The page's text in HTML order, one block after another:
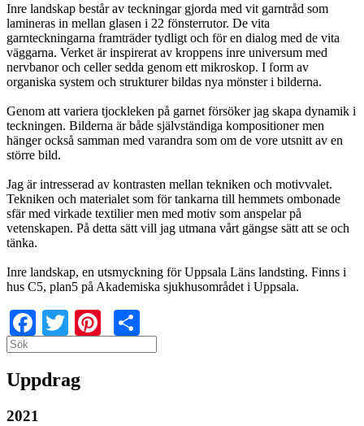
Inre landskap består av teckningar gjorda med vit garntråd som
lamineras in mellan glasen i 22 fönsterrutor. De vita
garnteckningarna framträder tydligt och för en dialog med de vita
väggarna. Verket är inspirerat av kroppens inre universum med
nervbanor och celler sedda genom ett mikroskop. I form av
organiska system och strukturer bildas nya mönster i bilderna.
Genom att variera tjockleken på garnet försöker jag skapa dynamik i
teckningen. Bilderna är både självständiga kompositioner men
hänger också samman med varandra som om de vore utsnitt av en
större bild.
Jag är intresserad av kontrasten mellan tekniken och motivvalet.
Tekniken och materialet som för tankarna till hemmets ombonade
sfär med virkade textilier men med motiv som anspelar på
vetenskapen. På detta sätt vill jag utmana vårt gängse sätt att se och
tänka.
Inre landskap, en utsmyckning för Uppsala Läns landsting. Finns i
hus C5, plan5 på Akademiska sjukhusområdet i Uppsala.
Facebook
TwitterPinterest
Search
Uppdrag
2021